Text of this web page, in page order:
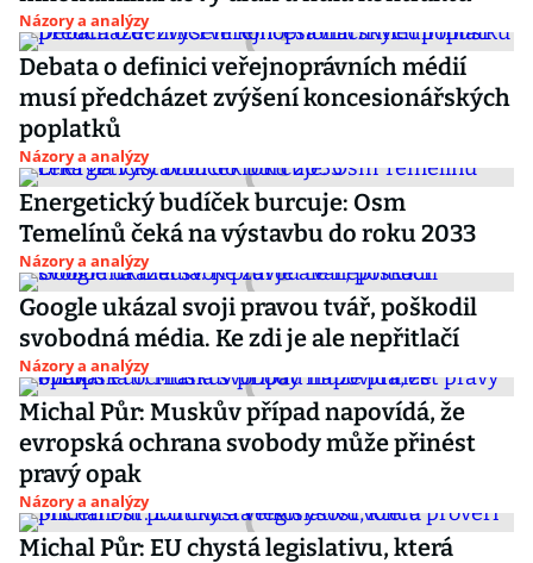
Názory a analýzy
Debata o definici veřejnoprávních médií
musí předcházet zvýšení koncesionářských
poplatků
Názory a analýzy
Energetický budíček burcuje: Osm
Temelínů čeká na výstavbu do roku 2033
Názory a analýzy
Google ukázal svoji pravou tvář, poškodil
svobodná média. Ke zdi je ale nepřitlačí
Názory a analýzy
Michal Půr: Muskův případ napovídá, že
evropská ochrana svobody může přinést
pravý opak
Názory a analýzy
Michal Půr: EU chystá legislativu, která